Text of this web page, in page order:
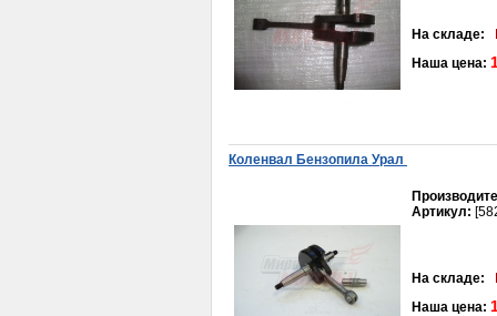
На складе:
Наша цена:
Коленвал Бензопила Урал
Артикул:
На складе:
Наша цена: